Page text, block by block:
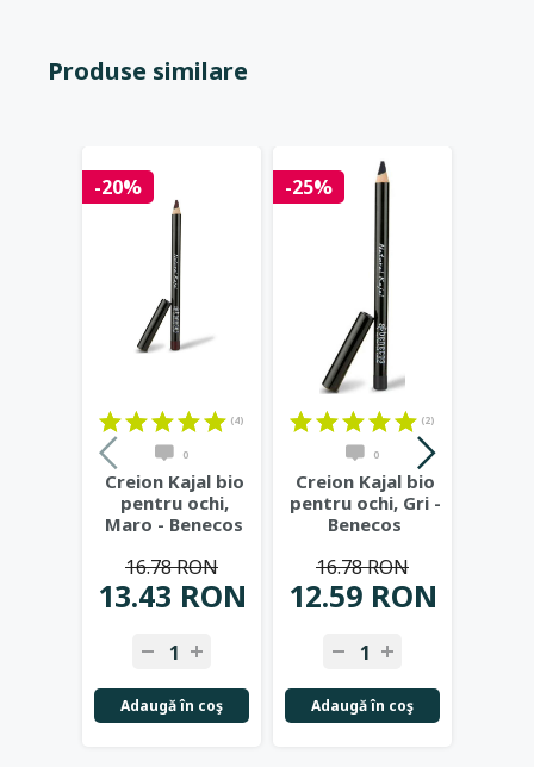
Produse similare
-20%
(4)
0
Creion Kajal bio
pentru ochi,
Maro - Benecos
13.43 RON
16.78 RON
Adaugă în coş
-25%
(2)
0
Creion Kajal bio
pentru ochi, Gri -
Benecos
12.59 RON
16.78 RON
Adaugă în coş